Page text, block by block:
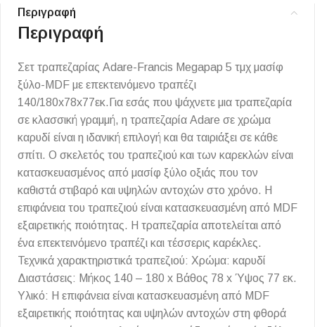
Περιγραφή
Περιγραφή
Σετ τραπεζαρίας Adare-Francis Megapap 5 τμχ μασίφ
ξύλο-MDF με επεκτεινόμενο τραπέζι
140/180x78x77εκ.Για εσάς που ψάχνετε μια τραπεζαρία
σε κλασσική γραμμή, η τραπεζαρία Adare σε χρώμα
καρυδί είναι η ιδανική επιλογή και θα ταιριάξει σε κάθε
σπίτι. Ο σκελετός του τραπεζιού και των καρεκλών είναι
κατασκευασμένος από μασίφ ξύλο οξιάς που τον
καθιστά στιβαρό και υψηλών αντοχών στο χρόνο. Η
επιφάνεια του τραπεζιού είναι κατασκευασμένη από MDF
εξαιρετικής ποιότητας. Η τραπεζαρία αποτελείται από
ένα επεκτεινόμενο τραπέζι και τέσσερις καρέκλες.
Τεχνικά χαρακτηριστικά τραπεζιού: Χρώμα: καρυδί
Διαστάσεις: Μήκος 140 – 180 x Βάθος 78 x Ύψος 77 εκ.
Υλικό: Η επιφάνεια είναι κατασκευασμένη από ΜDF
εξαιρετικής ποιότητας και υψηλών αντοχών στη φθορά